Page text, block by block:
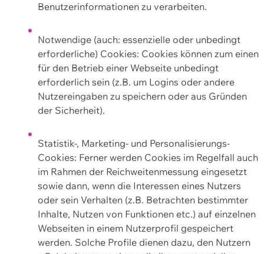
Benutzerinformationen zu verarbeiten.
Notwendige (auch: essenzielle oder unbedingt
erforderliche) Cookies: Cookies können zum einen
für den Betrieb einer Webseite unbedingt
erforderlich sein (z.B. um Logins oder andere
Nutzereingaben zu speichern oder aus Gründen
der Sicherheit).
Statistik-, Marketing- und Personalisierungs-
Cookies: Ferner werden Cookies im Regelfall auch
im Rahmen der Reichweitenmessung eingesetzt
sowie dann, wenn die Interessen eines Nutzers
oder sein Verhalten (z.B. Betrachten bestimmter
Inhalte, Nutzen von Funktionen etc.) auf einzelnen
Webseiten in einem Nutzerprofil gespeichert
werden. Solche Profile dienen dazu, den Nutzern